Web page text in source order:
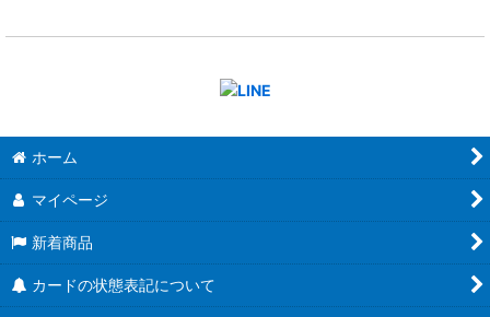
ホーム
マイページ
新着商品
カードの状態表記について